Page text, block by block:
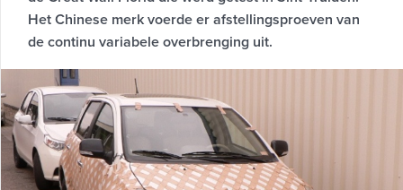
Het Chinese merk voerde er afstellingsproeven van
de continu variabele overbrenging uit.